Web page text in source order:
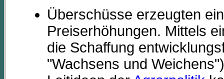
Überschüsse erzeugten
Preiserhöhungen. Mittels
die Schaffung
"Wachsens und